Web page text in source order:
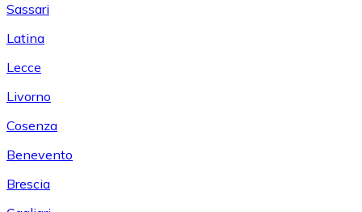
Sassari
Latina
Lecce
Livorno
Cosenza
Benevento
Brescia